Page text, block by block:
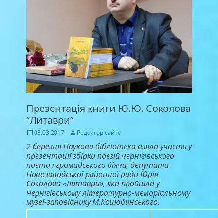
Презентація книги Ю.Ю. Соколова
“Литаври”
Posted
03.03.2017 Author
Редактор сайту
2 березня Наукова бібліотека взяла участь у
презентації збірки поезій чернігівського
поета і громадського діяча, депутата
Новозаводської районної ради Юрія
Соколова «Литаври», яка пройшла у
Чернігівському літературно-меморіальному
музеї-заповіднику М.Коцюбинського.